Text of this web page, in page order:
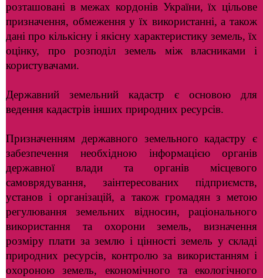
розташовані в межах кордонів України, їх цільове
призначення, обмеження у їх використанні, а також
дані про кількісну і якісну характеристику земель, їх
оцінку, про розподіл земель між власниками і
користувачами.
Державний земельний кадастр є основою для
ведення кадастрів інших природних ресурсів.
Призначенням державного земельного кадастру є
забезпечення необхідною інформацією органів
державної влади та органів місцевого
самоврядування, заінтересованих підприємств,
установ і організацій, а також громадян з метою
регулювання земельних відносин, раціонального
використання та охорони земель, визначення
розміру плати за землю і цінності земель у складі
природних ресурсів, контролю за використанням і
охороною земель, економічного та екологічного